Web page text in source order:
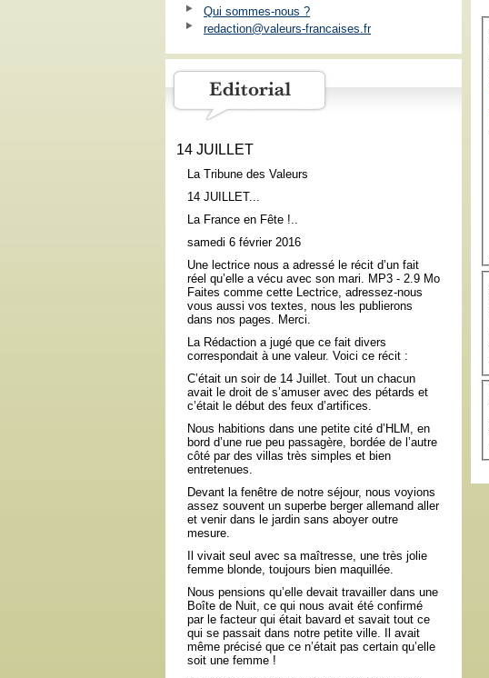
Qui sommes-nous ?
redaction@valeurs-francaises.fr
14 JUILLET
La Tribune des Valeurs
14 JUILLET...
La France en Fête !..
samedi 6 février 2016
Une lectrice nous a adressé le récit d’un fait
réel qu’elle a vécu avec son mari. MP3 - 2.9 Mo
Faites comme cette Lectrice, adressez-nous
vous aussi vos textes, nous les publierons
dans nos pages. Merci.
La Rédaction a jugé que ce fait divers
correspondait à une valeur. Voici ce récit :
C’était un soir de 14 Juillet. Tout un chacun
avait le droit de s’amuser avec des pétards et
c’était le début des feux d’artifices.
Nous habitions dans une petite cité d’HLM, en
bord d’une rue peu passagère, bordée de l’autre
côté par des villas très simples et bien
entretenues.
Devant la fenêtre de notre séjour, nous voyions
assez souvent un superbe berger allemand aller
et venir dans le jardin sans aboyer outre
mesure.
Il vivait seul avec sa maîtresse, une très jolie
femme blonde, toujours bien maquillée.
Nous pensions qu’elle devait travailler dans une
Boîte de Nuit, ce qui nous avait été confirmé
par le facteur qui était bavard et savait tout ce
qui se passait dans notre petite ville. Il avait
même précisé que ce n’était pas certain qu’elle
soit une femme !